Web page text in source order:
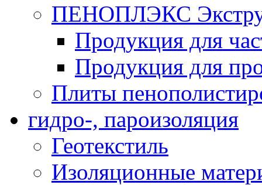
ПЕНОПЛЭКС
Продукция для
Продукция для
Плиты
гидро-, пароизоляция
Геотекстиль
Изоляционные